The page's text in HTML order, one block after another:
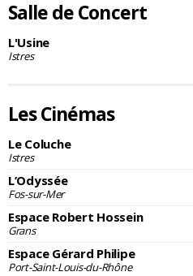
Salle de Concert
L'Usine
Istres
Les Cinémas
Le Coluche
Istres
L’Odyssée
Fos-sur-Mer
Espace Robert Hossein
Grans
Espace Gérard Philipe
Port-Saint-Louis-du-Rhône